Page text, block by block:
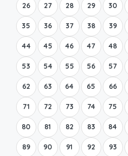
26 27 28 29 30
35 36 37 38 39
44 45 46 47 48
53 54 55 56 57
62 63 64 65 66
71 72 73 74 75
80 81 82 83 84
89 90 91 92 93